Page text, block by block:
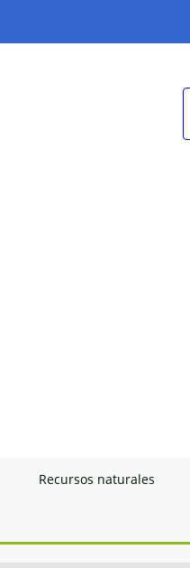
Recursos naturales